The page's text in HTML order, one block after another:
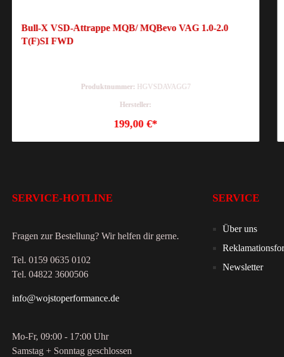
Bull-X VSD-Attrappe MQB/ MQBevo VAG 1.0-2.0
T(F)SI FWD
Produktnummer: HGVSDAVAGG7
Hersteller:
199,00 €*
SERVICE-HOTLINE
Fragen zur Bestellung? Wir helfen dir gerne.
Tel. 0159 0635 0102
Tel. 04822 3600506
info@wojstoperformance.de
Mo-Fr, 09:00 - 17:00 Uhr
Samstag + Sonntag geschlossen
SERVICE
Über uns
Newsletter